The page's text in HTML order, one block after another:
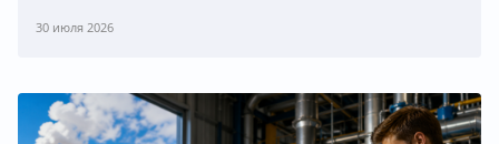
30 июля 2026